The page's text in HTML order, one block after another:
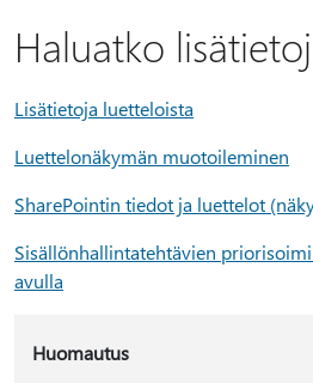
Haluatko
Lisätietoja luetteloista
Luettelonäkymän muotoileminen
SharePointin tiedot ja luettelot
Sisällönhallintatehtävien
avulla
Huomautus